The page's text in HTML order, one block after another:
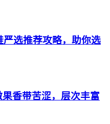
严选推荐攻略，助你选
香带苦涩，层次丰富